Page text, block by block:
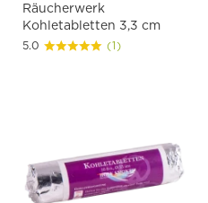
Räucherwerk
Kohletabletten 3,3 cm
5.0 (1)